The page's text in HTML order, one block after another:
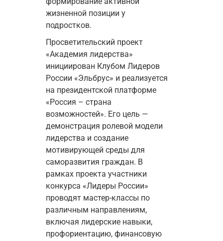
жизненной позиции у
подростков.
Просветительский проект
«Академия лидерства»
инициирован Клубом Лидеров
России «Эльбрус» и реализуется
на президентской платформе
«Россия – страна
возможностей». Его цель —
демонстрация ролевой модели
лидерства и создание
мотивирующей среды для
саморазвития граждан. В
рамках проекта участники
конкурса «Лидеры России»
проводят мастер-классы по
различным направлениям,
включая лидерские навыки,
профориентацию, финансовую